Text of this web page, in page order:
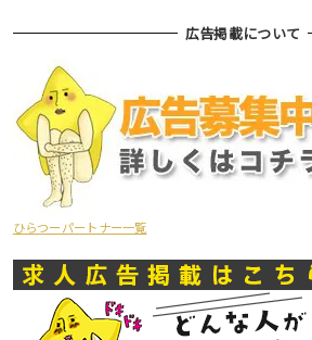
広告掲載について
ひらつーパートナー一覧